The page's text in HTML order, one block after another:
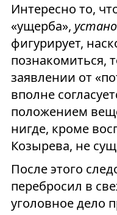
Интересно то,
«ущерба»,
фигурирует,
познакомиться,
заявлении от
вполне
положением
нигде, кроме
Козырева, не
После этого
перебросил в
уголовное дело